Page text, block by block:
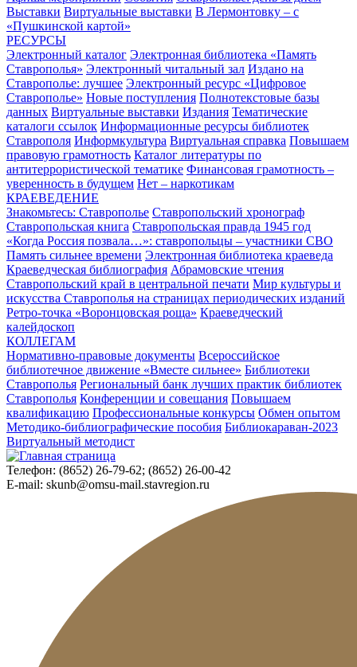
Выставки Виртуальные выставки В Лермонтовку – с
«Пушкинской картой»
РЕСУРСЫ
Электронный каталог Электронная библиотека «Память
Ставрополья» Электронный читальный зал Издано на
Ставрополье: лучшее Электронный ресурс «Цифровое
Ставрополье» Новые поступления Полнотекстовые базы
данных Виртуальные выставки Издания Тематические
каталоги ссылок Информационные ресурсы библиотек
Ставрополя Информкультура Виртуальная справка Повышаем
правовую грамотность Каталог литературы по
антитеррористической тематике Финансовая грамотность –
уверенность в будущем Нет – наркотикам
КРАЕВЕДЕНИЕ
Знакомьтесь: Ставрополье Ставропольский хронограф
Ставропольская книга Ставропольская правда 1945 год
«Когда Россия позвала…»: ставропольцы – участники СВО
Память сильнее времени Электронная библиотека краеведа
Краеведческая библиография Абрамовские чтения
Ставропольский край в центральной печати Мир культуры и
искусства Ставрополья на страницах периодических изданий
Ретро-точка «Воронцовская роща» Краеведческий
калейдоскоп
КОЛЛЕГАМ
Нормативно-правовые документы Всероссийское
библиотечное движение «Вместе сильнее» Библиотеки
Ставрополья Региональный банк лучших практик библиотек
Ставрополья Конференции и совещания Повышаем
квалификацию Профессиональные конкурсы Обмен опытом
Методико-библиографические пособия Библиокараван-2023
Виртуальный методист
Телефон: (8652) 26-79-62; (8652) 26-00-42
E-mail: skunb@omsu-mail.stavregion.ru